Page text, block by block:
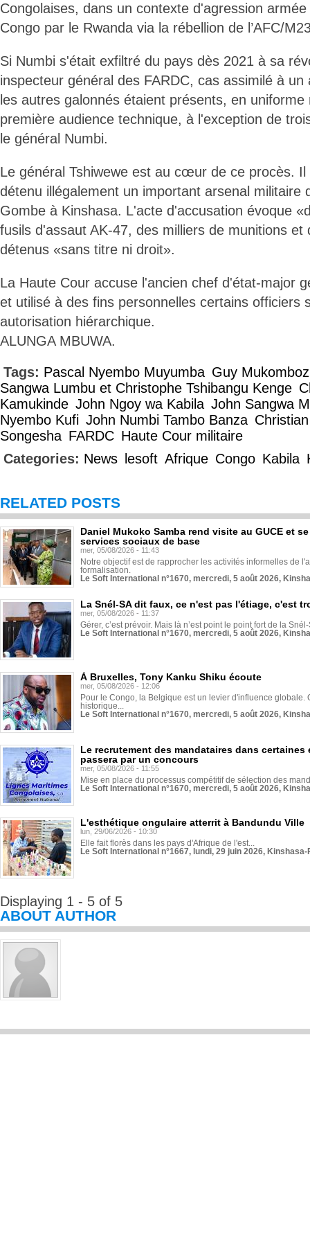
Congolaises, dans un contexte d'agression
Congo par le Rwanda via la rébellion de l’AFC/
Si Numbi s'était exfiltré du pays dès 2021 à sa
inspecteur général des FARDC, cas assimilé à
les autres galonnés étaient présents, en
première audience technique, à l'exception de
le général Numbi.
Le général Tshiwewe est au cœur de ce procès.
détenu illégalement un important arsenal militaire
Gombe à Kinshasa. L'acte d'accusation évoque
fusils d'assaut AK-47, des milliers de munitions et
détenus «sans titre ni droit».
La Haute Cour accuse l'ancien chef d'état-major
et utilisé à des fins personnelles certains officiers
autorisation hiérarchique.
ALUNGA MBUWA.
Tags: Pascal Nyembo Muyumba Guy
Sangwa Lumbu et Christophe Tshibangu Kenge
Kamukinde John Ngoy wa Kabila John Sangwa
Nyembo Kufi John Numbi Tambo Banza
Songesha FARDC Haute Cour militaire
Categories: News lesoft Afrique Congo Kabila
RELATED POSTS
Daniel Mukoko Samba rend visite au GUCE et
services sociaux de base
mer, 05/08/2026 - 11:43
Notre objectif est de rapprocher les activités informelles de
formalisation.
Le Soft International n°1670, mercredi, 5 août 2026,
La Snél-SA dit faux, ce n'est pas l'étiage, c'est
mer, 05/08/2026 - 11:37
Gérer, c’est prévoir. Mais là n’est point le point fort de la
Le Soft International n°1670, mercredi, 5 août 2026,
À Bruxelles, Tony Kanku Shiku écoute
mer, 05/08/2026 - 12:06
Pour le Congo, la Belgique est un levier d'influence globale.
historique...
Le Soft International n°1670, mercredi, 5 août 2026,
Le recrutement des mandataires dans
passera par un concours
mer, 05/08/2026 - 11:55
Mise en place du processus compétitif de sélection des
Le Soft International n°1670, mercredi, 5 août 2026,
L'esthétique ongulaire atterrit à Bandundu Ville
lun, 29/06/2026 - 10:30
Elle fait florès dans les pays d'Afrique de l'est...
Le Soft International n°1667, lundi, 29 juin 2026,
Displaying 1 - 5 of 5
ABOUT AUTHOR